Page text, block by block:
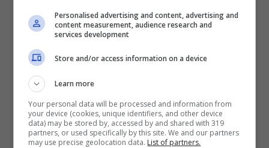
Una patata
Non tutti sanno che le patate hanno proprietà
calmanti e lenitive. A questo scopo, potrete
cruda oppure delle bucce di patata
che la parte della pasta, ricca di amido, sia a
contatto con la pelle. Un’applicazione tempestiva
aiuterà a ridurre immediatamente il dolore.
Personalised advertising and content, advertising and
content measurement, audience research and
services development
Store and/or access information on a device
Learn more
Your personal data will be processed and information from
your device (cookies, unique identifiers, and other device
data) may be stored by, accessed by and shared with 319
partners, or used specifically by this site. We and our partners
may use precise geolocation data. List of partners.